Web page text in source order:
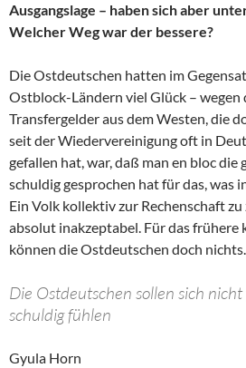
Ausgangslage – haben sich aber
Welcher Weg war der bessere?
Die Ostdeutschen hatten im
Ostblock-Ländern viel Glück – wegen
Transfergelder aus dem Westen, die
seit der Wiedervereinigung oft in
gefallen hat, war, daß man en bloc
schuldig gesprochen hat für das, was
Ein Volk kollektiv zur Rechenschaft zu
absolut inakzeptabel. Für das frühere
können die Ostdeutschen doch nichts.
Die Ostdeutschen sollen sich
schuldig fühlen
Gyula Horn